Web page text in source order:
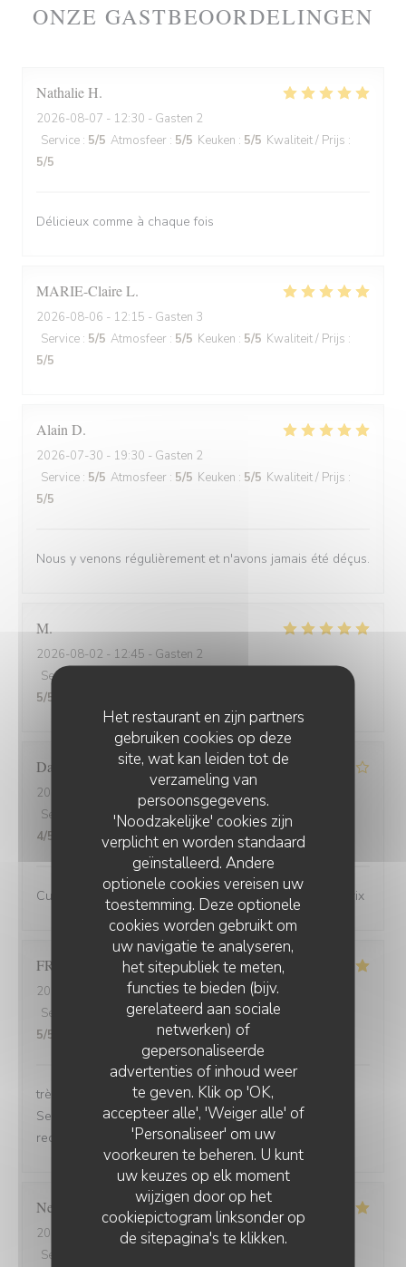
Het restaurant en zijn partners
gebruiken cookies op deze
site, wat kan leiden tot de
verzameling van
persoonsgegevens.
'Noodzakelijke' cookies zijn
verplicht en worden standaard
geïnstalleerd. Andere
optionele cookies vereisen uw
toestemming. Deze optionele
cookies worden gebruikt om
uw navigatie te analyseren,
het sitepubliek te meten,
functies te bieden (bijv.
gerelateerd aan sociale
netwerken) of
gepersonaliseerde
advertenties of inhoud weer
te geven. Klik op 'OK,
accepteer alle', 'Weiger alle' of
'Personaliseer' om uw
voorkeuren te beheren. U kunt
uw keuzes op elk moment
wijzigen door op het
cookiepictogram linksonder op
de sitepagina's te klikken.
ONZE GASTBEOORDELINGEN
NathalieH
2026-08-07 - 12:30 - Gasten 2
Service : 5/5 Atmosfeer : 5/5 Keuken : 5/5 Kwaliteit / Prijs :
5/5
Délicieux comme à chaque fois
MARIE-ClaireL
2026-08-06 - 12:15 - Gasten 3
Service : 5/5 Atmosfeer : 5/5 Keuken : 5/5 Kwaliteit / Prijs :
5/5
Alain D
2026-07-30 - 19:30 - Gasten 2
Service : 5/5 Atmosfeer : 5/5 Keuken : 5/5 Kwaliteit / Prijs :
5/5
Nous y venons régulièrement et n'avons jamais été déçus.
M
2026-08-02 - 12:45 - Gasten 2
Service
:
5/5
David
2026-08-01
- 19:45 - Gasten 3
Service
Atmosfeer: 4/5 Keuken: 4/5 Kwaliteit / Prijs
4/5
Cuisine de bonne qualité pour un bon rapport qualité/prix
FRANCOIS
2026-07-31
- 19:30 - Gasten 2
Service
Atmosfeer:5/5 Keuken:5/5 Kwaliteit / Prijs
5/5
très bonne soirée et très bon dîner, comme d'habitude.
Serveuse et serveur très professionnels. Nous
recommandons, jamais déçu.
Nelly
2026-07-31
- 20:00 - Gasten 2
Service